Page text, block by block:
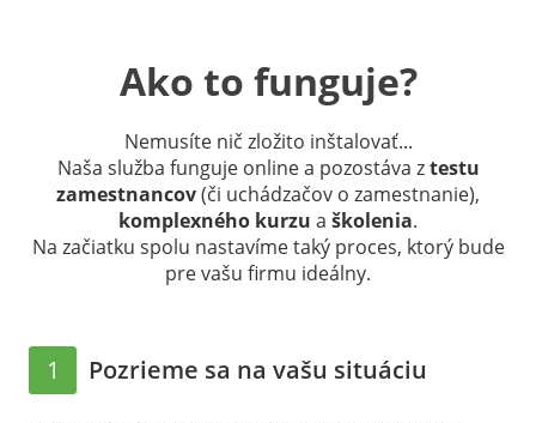
Ako to funguje?
Nemusíte nič zložito inštalovať...
Naša služba funguje online a pozostáva ztestu
zamestnancov(či uchádzačov o zamestnanie),
komplexného kurzu a školenia.
Na začiatku spolu nastavíme taký proces, ktorý bude
pre vašu firmu ideálny.
1 Pozrieme sa na vašu situáciu